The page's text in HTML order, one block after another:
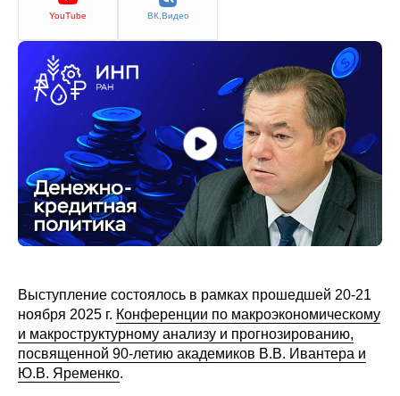
Противодействие коррупции
Публикации
Научная жизнь
Издания
Проблемы прогнозирования
Номера журналов
Редакционная этика
Информация для авторов
YouTube ВК.Видео
Выступление состоялось в рамках прошедшей 20-21
ноября 2025 г. Конференции по макроэкономическому
и макроструктурному анализу и прогнозированию,
посвященной 90-летию академиков В.В. Ивантера и
Ю.В. Яременко.